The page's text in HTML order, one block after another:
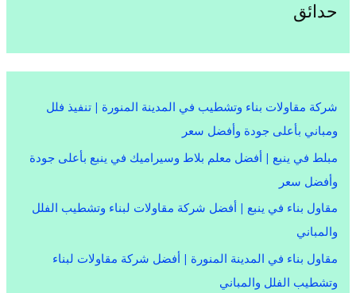
حدائق
شركة مقاولات بناء وتشطيب في المدينة المنورة | تنفيذ فلل
ومباني بأعلى جودة وأفضل سعر
مبلط في ينبع | أفضل معلم بلاط وسيراميك في ينبع بأعلى جودة
وأفضل سعر
مقاول بناء في ينبع | أفضل شركة مقاولات لبناء وتشطيب الفلل
والمباني
مقاول بناء في المدينة المنورة | أفضل شركة مقاولات لبناء
وتشطيب الفلل والمباني